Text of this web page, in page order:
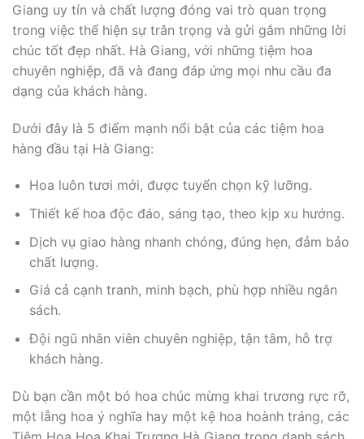
Giang uy tín và chất lượng đóng vai trò quan trọng
trong việc thể hiện sự trân trọng và gửi gắm những lời
chúc tốt đẹp nhất. Hà Giang, với những tiệm hoa
chuyên nghiệp, đã và đang đáp ứng mọi nhu cầu đa
dạng của khách hàng.
Dưới đây là 5 điểm mạnh nổi bật của các tiệm hoa
hàng đầu tại Hà Giang:
Hoa luôn tươi mới, được tuyển chọn kỹ lưỡng.
Thiết kế hoa độc đáo, sáng tạo, theo kịp xu hướng.
Dịch vụ giao hàng nhanh chóng, đúng hẹn, đảm bảo
chất lượng.
Giá cả cạnh tranh, minh bạch, phù hợp nhiều ngân
sách.
Đội ngũ nhân viên chuyên nghiệp, tận tâm, hỗ trợ
khách hàng.
Dù bạn cần một bó hoa chúc mừng khai trương rực rỡ,
một lẵng hoa ý nghĩa hay một kệ hoa hoành tráng, các